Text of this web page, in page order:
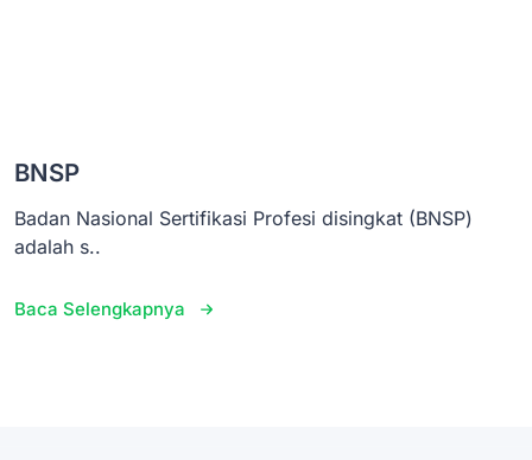
BNSP
Badan Nasional Sertifikasi Profesi disingkat (BNSP)
adalah s..
Baca Selengkapnya